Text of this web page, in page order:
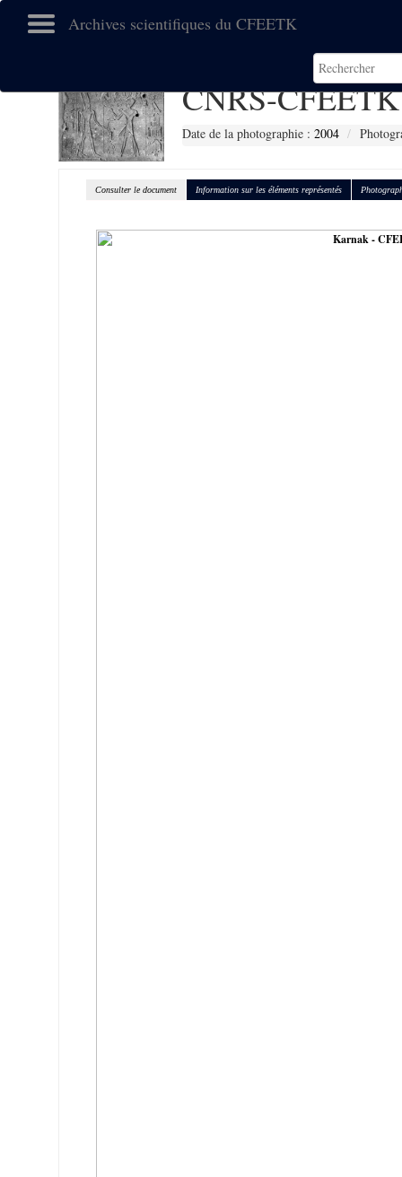
Archives scientifiques du CFEETK
CNRS-
Date de la photographie : 2004
Consulter le document Information sur les éléments représentés